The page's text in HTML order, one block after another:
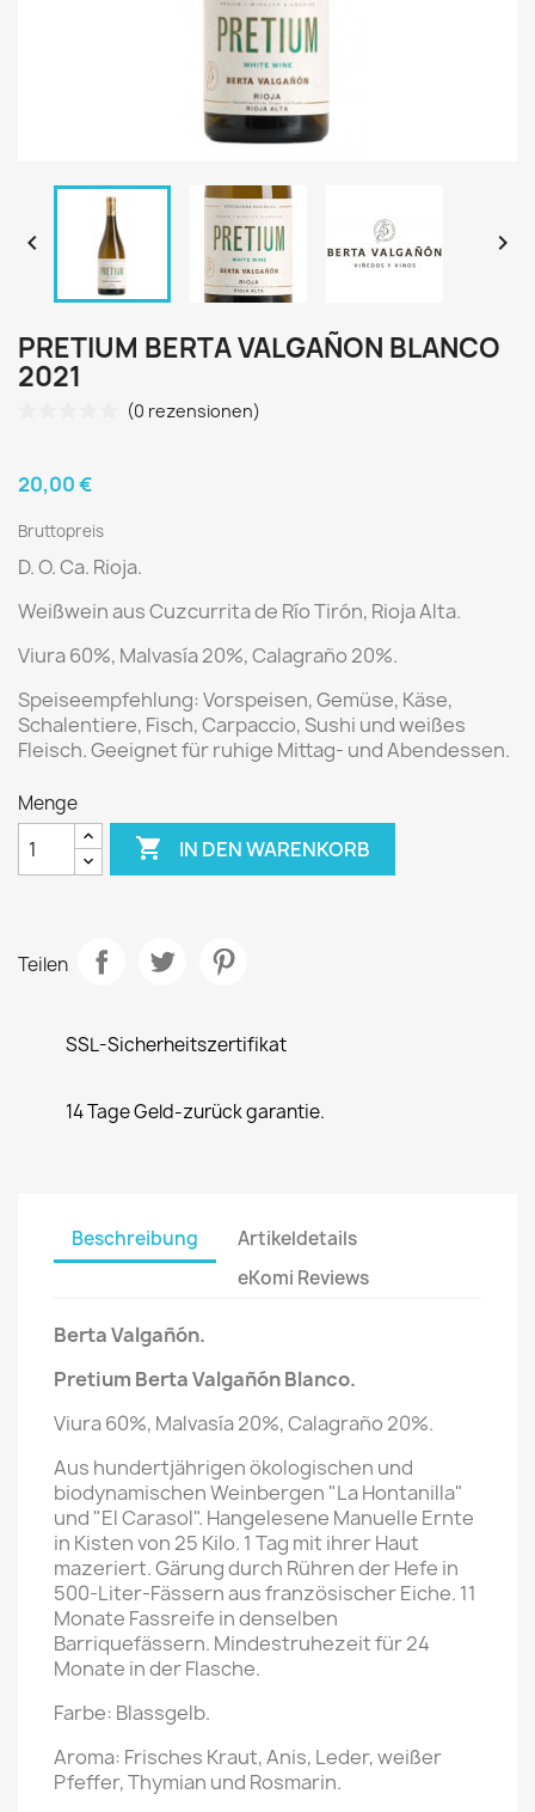
 
PRETIUM BERTA VALGAÑON BLANCO
2021
(0 rezensionen)
20,00 €
Bruttopreis
D. O. Ca. Rioja.
Weißweinaus Cuzcurrita de Río Tirón, Rioja Alta.
Viura 60%, Malvasía 20%, Calagraño 20%.
Speiseempfehlung:Vorspeisen, Gemüse, Käse,
Schalentiere, Fisch, Carpaccio, Sushi und weißes
Fleisch. Geeignet für ruhige Mittag- und Abendessen.
Menge
 IN DEN WARENKORB
Teilen
SSL-Sicherheitszertifikat
14 Tage Geld-zurück garantie.
Beschreibung
Artikeldetails
eKomi Reviews
Berta Valgañón.
Pretium Berta ValgañónBlanco.
Viura 60%, Malvasía 20%, Calagraño 20%.
Aus hundertjährigen ökologischen und
biodynamischen Weinbergen "La Hontanilla"
und "El Carasol". Hangelesene Manuelle Ernte
in Kisten von 25 Kilo. 1 Tag mit ihrer Haut
mazeriert. Gärung durch Rühren der Hefe in
500-Liter-Fässern aus französischer Eiche. 11
Monate Fassreife in denselben
Barriquefässern. Mindestruhezeit für 24
Monate in der Flasche.
Farbe: Blassgelb.
Aroma: Frisches Kraut, Anis, Leder, weißer
Pfeffer, Thymian und Rosmarin.